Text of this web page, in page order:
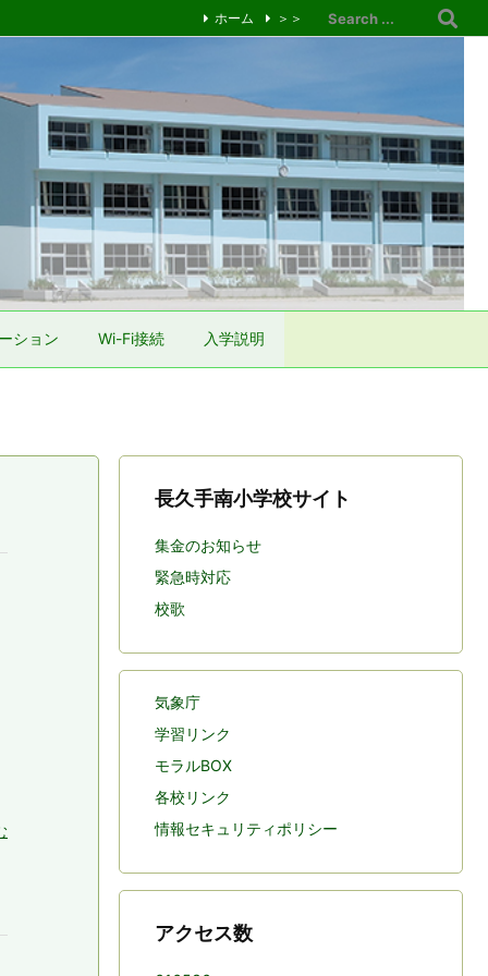
ション Wi-Fi接続 入学説明
ホーム ＞＞
長久手南小学校サイト
集金のお知らせ
緊急時対応
校歌
気象庁
学習リンク
モラルBOX
各校リンク
情報セキュリティポリシー
アクセス数